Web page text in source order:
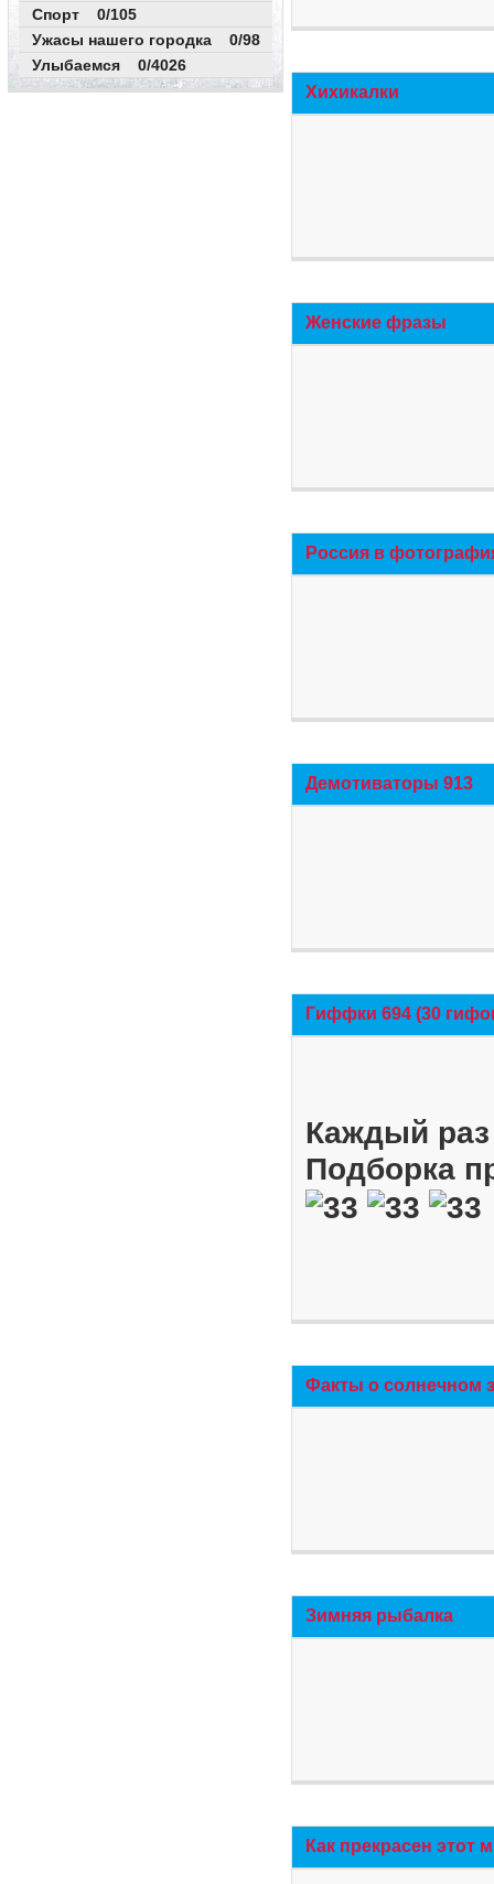
Спорт 0/105
Ужасы нашего городка 0/98
Улыбаемся 0/4026
Хихикалки
Женские фразы
Россия в
Демотиваторы 913
Гиффки 694 (30
Каждый
Подборка
Факты о солнечном
Зимняя рыбалка
Как прекрасен этот